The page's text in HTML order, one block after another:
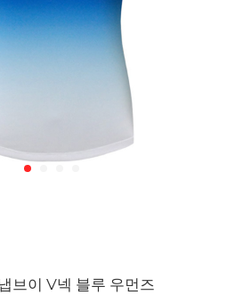
브이 V넥 블루 우먼즈